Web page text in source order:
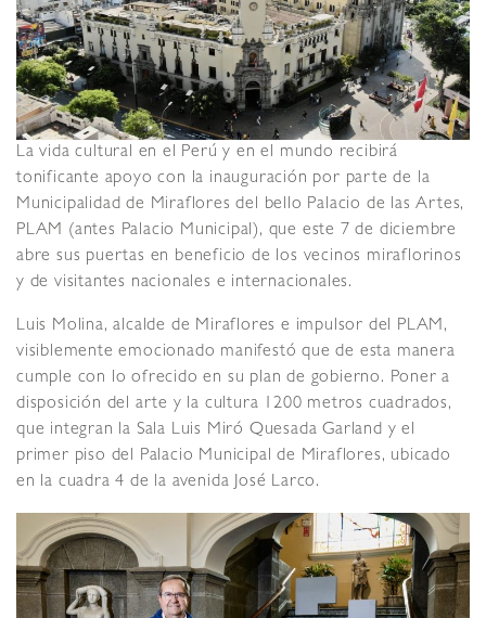
La vida cultural en el Perú y en el mundo recibirá
tonificante apoyo con la inauguración por parte de la
Municipalidad de Miraflores del bello Palacio de las Artes,
PLAM (antes Palacio Municipal), que este 7 de diciembre
abre sus puertas en beneficio de los vecinos miraflorinos
y de visitantes nacionales e internacionales.
Luis Molina, alcalde de Miraflores e impulsor del PLAM,
visiblemente emocionado manifestó que de esta manera
cumple con lo ofrecido en su plan de gobierno. Poner a
disposición del arte y la cultura 1200 metros cuadrados,
que integran la Sala Luis Miró Quesada Garland y el
primer piso del Palacio Municipal de Miraflores, ubicado
en la cuadra 4 de la avenida José Larco.